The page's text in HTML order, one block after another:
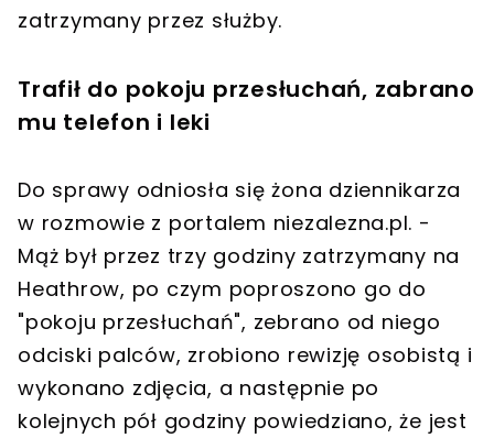
zatrzymany przez służby.
Trafił do pokoju przesłuchań, zabrano
mu telefon i leki
Do sprawy odniosła się żona dziennikarza
w rozmowie z portalem niezalezna.pl. -
Mąż był przez trzy godziny zatrzymany na
Heathrow, po czym poproszono go do
"pokoju przesłuchań", zebrano od niego
odciski palców, zrobiono rewizję osobistą i
wykonano zdjęcia, a następnie po
kolejnych pół godziny powiedziano, że jest